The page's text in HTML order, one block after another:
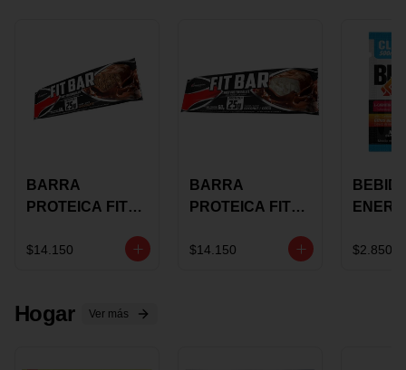
BARRA
PROTEICA FIT
CHOCOLATE X
$14.150
BARRA
PROTEICA FIT
GRS
$14.150
STACK 6G
$2.850
Hogar Ver más